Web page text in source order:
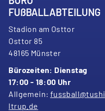
FUßBALLABTEILUNG
Stadion am Osttor
Osttor 85
48165 Münster
Bürozeiten: Dienstag
17:00 - 18:00 Uhr
Allgemein: fussball@tushi
ltrup.de